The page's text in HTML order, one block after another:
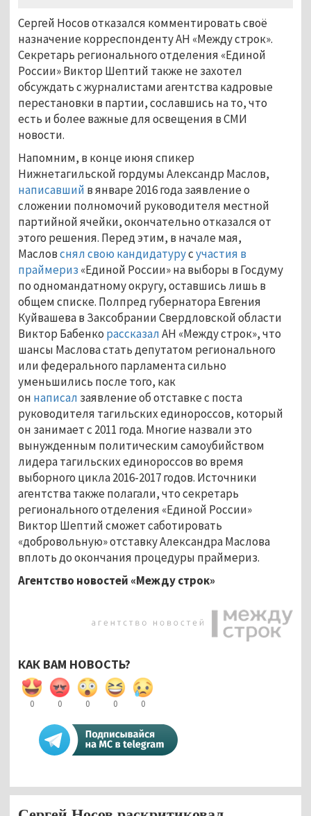
Сергей Носов отказался комментировать своё
назначение корреспонденту АН «Между строк».
Секретарь регионального отделения «Единой
России» Виктор Шептий также не захотел
обсуждать с журналистами агентства кадровые
перестановки в партии, сославшись на то, что
есть и более важные для освещения в СМИ
новости.
Напомним, в конце июня спикер
Нижнетагильской гордумы Александр Маслов,
написавший в январе 2016 года заявление о
сложении полномочий руководителя местной
партийной ячейки, окончательно отказался от
этого решения. Перед этим, в начале мая,
Масловснял свою кандидатурусучастия в
праймериз «Единой России» на выборы в Госдуму
по одномандатному округу, оставшись лишь в
общем списке. Полпред губернатора Евгения
Куйвашева в Заксобрании Свердловской области
Виктор Бабенко рассказалАН «Между строк», что
шансы Маслова стать депутатом регионального
или федерального парламента сильно
уменьшились после того, как
он написал заявление об отставке с поста
руководителя тагильских единороссов, который
он занимает с 2011 года. Многие назвали это
вынужденным политическим самоубийством
лидера тагильских единороссов во время
выборного цикла 2016-2017 годов. Источники
агентства также полагали, что секретарь
регионального отделения «Единой России»
Виктор Шептий сможет саботировать
«добровольную» отставку Александра Маслова
вплоть до окончания процедуры праймериз.
Агентство новостей «Между строк»
КАК ВАМ НОВОСТЬ?
0 0 0 0 0